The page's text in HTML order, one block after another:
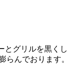
とグリルを黒くし
らんでおります。